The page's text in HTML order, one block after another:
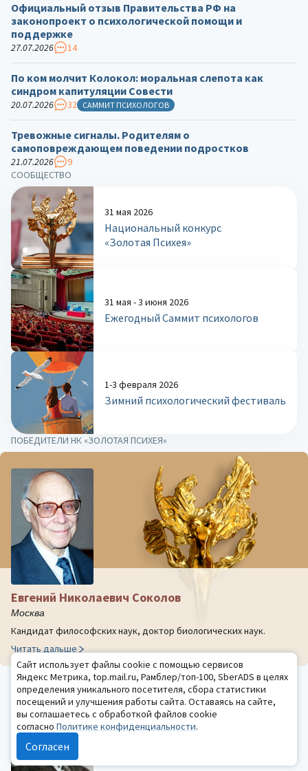
СООБЩЕСТВО
31 мая 2026
Национальный конкурс
«Золотая Психея»
31 мая - 3 июня 2026
Ежегодный Саммит психологов
1-3 февраля 2026
Зимний психологический фестиваль
Официальный отзыв Правительства РФ на
законопроект о психологической помощи и
поддержке
27.07.2026 14
По ком молчит Колокол: моральная слепота как
синдром капитуляции Совести
20.07.2026 32 САММИТ ПСИХОЛОГОВ
Тревожные сигналы. Родителям о
самоповреждающем поведении подростков
21.07.2026 9
ПОБЕДИТЕЛИ НК «ЗОЛОТАЯ ПСИХЕЯ»
Евгений Николаевич Соколов
Москва
Кандидат философских наук, доктор биологических наук.
Читать дальше
СЕГОДНЯ РОДИЛИСЬ
Сайт использует файлы cookie с помощью сервисов
Яндекс Метрика, top.mail.ru, Рамблер/топ-100, SberADS в целях
определения уникального посетителя, сбора статистики
посещений и улучшения работы сайта. Оставаясь на сайте,
вы соглашаетесь с обработкой файлов cookie
согласно Политике конфиденциальности.
Согласен